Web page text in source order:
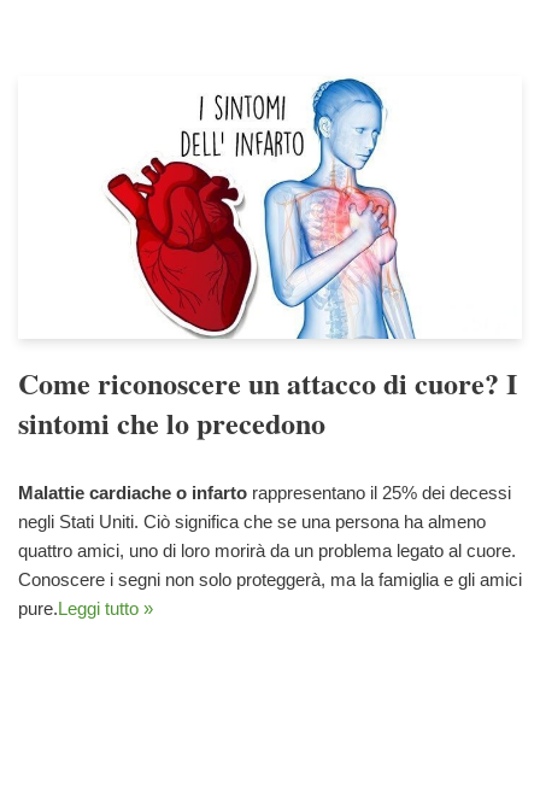
Come riconoscere un attacco di cuore? I
sintomi che lo precedono
Malattie cardiache o infarto rappresentano il 25% dei decessi
negli Stati Uniti. Ciò significa che se una persona ha almeno
quattro amici, uno di loro morirà da un problema legato al cuore.
Conoscere i segni non solo proteggerà, ma la famiglia e gli amici
pure.Leggi tutto »